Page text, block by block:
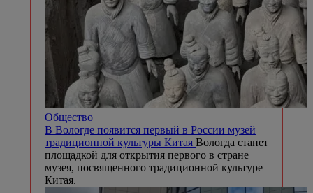
Общество
В Вологде появится первый в России музей
традиционной культуры Китая Вологда станет
площадкой для открытия первого в стране
музея, посвященного традиционной культуре
Китая.